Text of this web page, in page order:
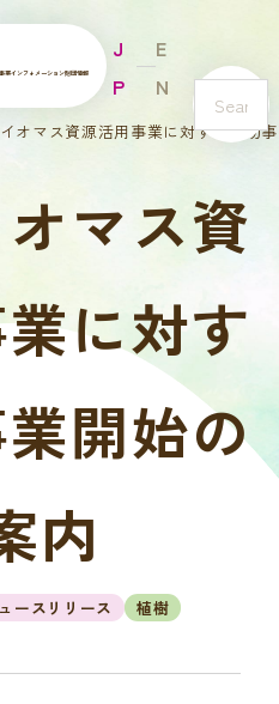
業インフォメーション財団情報
J
P
E
N
s
e
r
c
h
オマス資源活用事業に対する補助事
マス資
に対す
開始の
内
ースリリース 植樹